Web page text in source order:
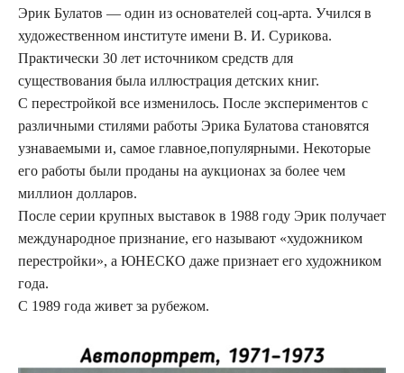
Эрик Булатов — один из основателей соц-арта. Учился в
художественном институте имени В. И. Сурикова.
Практически 30 лет источником средств для
существования была иллюстрация детских книг.
С перестройкой все изменилось. После экспериментов с
различными стилями работы Эрика Булатова становятся
узнаваемыми и, самое главное,популярными. Некоторые
его работы были проданы на аукционах за более чем
миллион долларов.
После серии крупных выставок в 1988 году Эрик получает
международное признание, его называют «художником
перестройки», а ЮНЕСКО даже признает его художником
года.
С 1989 года живет за рубежом.